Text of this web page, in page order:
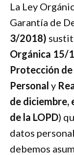
La Ley
Garantía de
3/2018)
Orgánica 15/
Protección
Personal y
de diciembre,
de la LOPD)
datos
debemos